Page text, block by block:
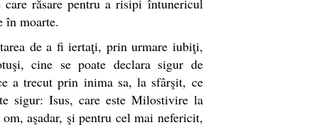
în moarte.
de a fi iertaţi, prin urmare iubiţi,
cine se poate declara sigur de
a trecut prin inima sa, la sfârşit, ce
sigur: Isus, care este Milostivire la
aşadar, şi pentru cel mai nefericit,